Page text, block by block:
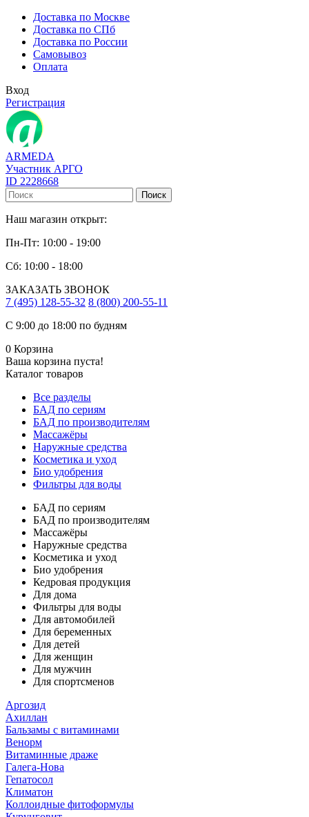
Доставка по Москве
Доставка по СПб
Доставка по России
Самовывоз
Оплата
Вход
Регистрация
ARMEDA
Участник АРГО
ID 2228668
Поиск
Наш магазин открыт:
Пн-Пт: 10:00 - 19:00
Сб: 10:00 - 18:00
ЗАКАЗАТЬ ЗВОНОК
7 (495) 128-55-32 8 (800) 200-55-11
С 9:00 до 18:00 по будням
0 Корзина
Ваша корзина пуста!
Каталог товаров
Все разделы
БАД по сериям
БАД по производителям
Массажёры
Наружные средства
Косметика и уход
Био удобрения
Фильтры для воды
БАД по сериям
БАД по производителям
Массажёры
Наружные средства
Косметика и уход
Био удобрения
Кедровая продукция
Для дома
Фильтры для воды
Для автомобилей
Для беременных
Для детей
Для женщин
Для мужчин
Для спортсменов
Аргозид
Ахиллан
Бальзамы с витаминами
Венорм
Витаминные драже
Галега-Нова
Гепатосол
Климатон
Коллоидные фитоформулы